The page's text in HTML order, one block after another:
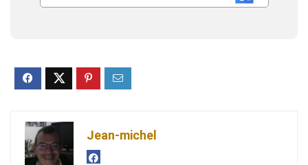
Jean-michel